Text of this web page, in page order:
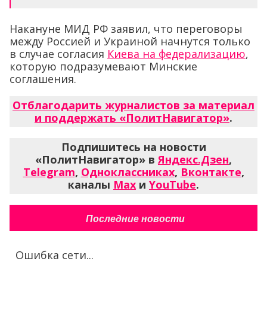
Накануне МИД РФ заявил, что переговоры
между Россией и Украиной начнутся только
в случае согласия Киева на федерализацию,
которую подразумевают Минские
соглашения.
Отблагодарить журналистов за материал
и поддержать «ПолитНавигатор».
Подпишитесь на новости
«ПолитНавигатор» в Яндекс.Дзен,
Telegram, Одноклассниках, Вконтакте,
каналы Max и YouTube.
Последние новости
Ошибка сети...